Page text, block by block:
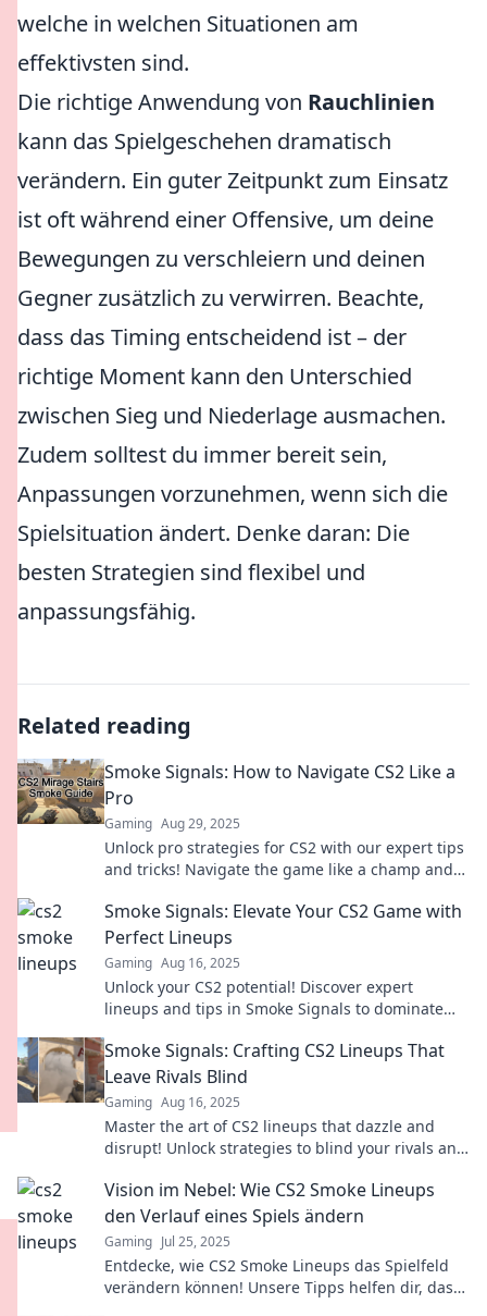
welche in welchen Situationen am
effektivsten sind.
Die richtige Anwendung von Rauchlinien
kann das Spielgeschehen dramatisch
verändern. Ein guter Zeitpunkt zum Einsatz
ist oft während einer Offensive, um deine
Bewegungen zu verschleiern und deinen
Gegner zusätzlich zu verwirren. Beachte,
dass das Timing entscheidend ist – der
richtige Moment kann den Unterschied
zwischen Sieg und Niederlage ausmachen.
Zudem solltest du immer bereit sein,
Anpassungen vorzunehmen, wenn sich die
Spielsituation ändert. Denke daran: Die
besten Strategien sind flexibel und
anpassungsfähig.
Related reading
Smoke Signals: How to Navigate CS2 Like a
Pro
Gaming Aug 29, 2025
Unlock pro strategies for CS2 with our expert tips
and tricks! Navigate the game like a champ and
Smoke Signals: Elevate Your CS2 Game with
Perfect Lineups
Gaming Aug 16, 2025
Unlock your CS2 potential! Discover expert
lineups and tips in Smoke Signals to dominate
Smoke Signals: Crafting CS2 Lineups That
Leave Rivals Blind
Gaming Aug 16, 2025
Master the art of CS2 lineups that dazzle and
disrupt! Unlock strategies to blind your rivals and
Vision im Nebel: Wie CS2 Smoke Lineups
den Verlauf eines Spiels ändern
Gaming Jul 25, 2025
Entdecke, wie CS2 Smoke Lineups das Spielfeld
verändern können! Unsere Tipps helfen dir, das